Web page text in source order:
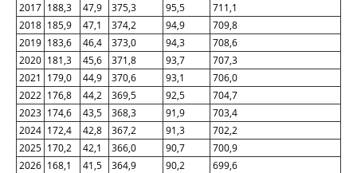
2017 188,3 47,9 375,3 95,5
711,1
2018 185,9 47,1 374,2 94,9
709,8
2019 183,6 46,4 373,0 94,3
708,6
2020 181,3 45,6 371,8 93,7
707,3
2021 179,0 44,9 370,6 93,1
706,0
2022 176,8 44,2 369,5 92,5
704,7
2023 174,6 43,5 368,3 91,9
703,4
2024 172,4 42,8 367,2 91,3
702,2
2025 170,2 42,1 366,0 90,7
700,9
2026 168,1 41,5 364,9 90,2 699,6